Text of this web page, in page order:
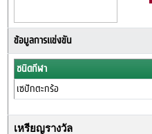
ข้อมูลการแข่งขัน
ชนิดกีฬา
เซปักตะกร้อ
เหรียญรางวัล